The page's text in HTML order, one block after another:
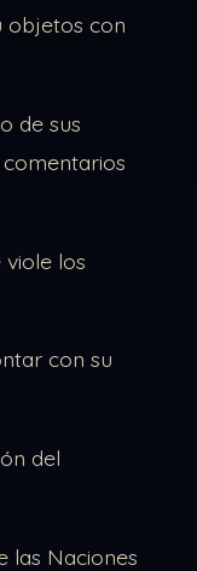
objetos con
de sus
los
con su
del
las Naciones